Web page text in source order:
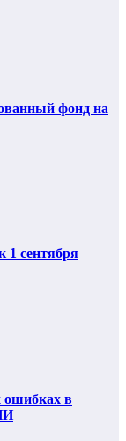
фонд на
1 сентября
ошибках в